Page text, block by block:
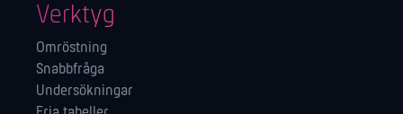
Verktyg
Omröstning
Snabbfråga
Undersökningar